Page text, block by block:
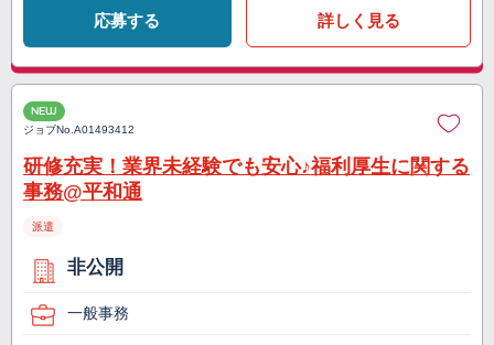
応募する 詳しく見る
NEW
ジョブNo.A01493412
研修充実！業界未経験でも安心♪福利厚生に関する
事務@平和通
派遣
非公開
一般事務